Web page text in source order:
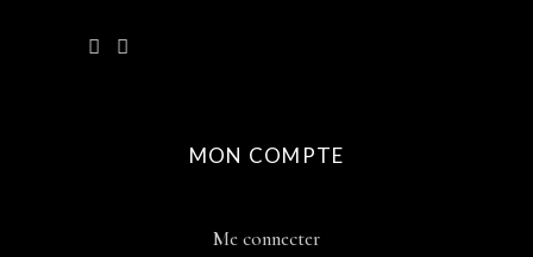
MON COMPTE
Me connecter